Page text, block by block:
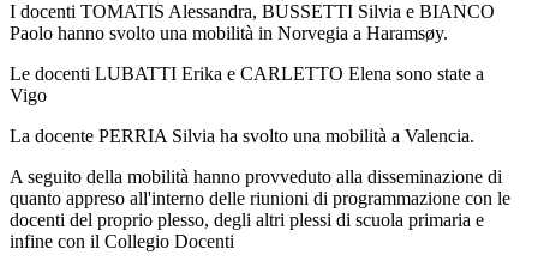
I docenti TOMATIS Alessandra, BUSSETTI Silvia e BIANCO
Paolo hanno svolto una mobilità in Norvegia a Haramsøy.
Le docenti LUBATTI Erika e CARLETTO Elena sono state a
Vigo
La docente PERRIA Silvia ha svolto una mobilità a Valencia.
A seguito della mobilità hanno provveduto alla disseminazione di
quanto appreso all'interno delle riunioni di programmazione con le
docenti del proprio plesso, degli altri plessi di scuola primaria e
infine con il Collegio Docenti